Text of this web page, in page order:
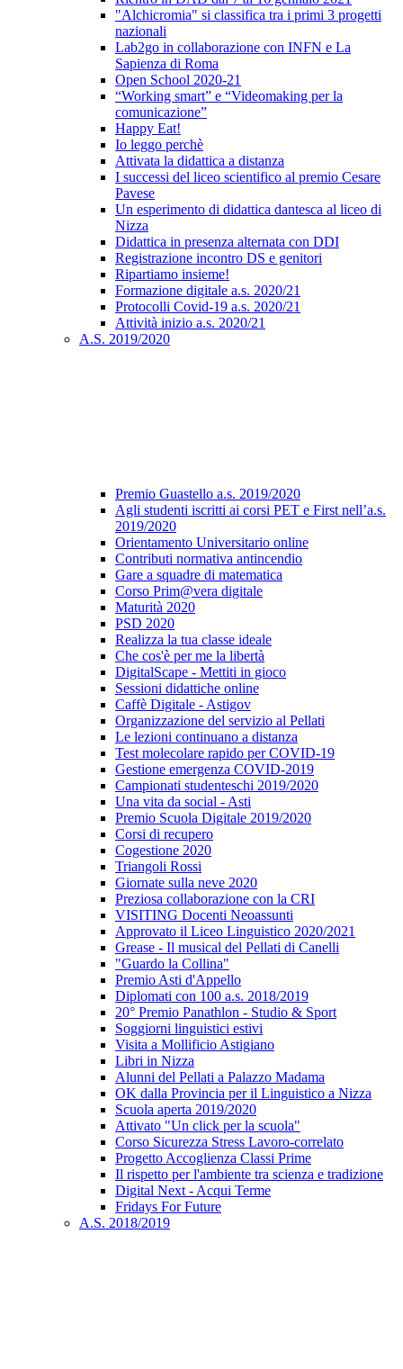
"Alchicromia" si classifica tra i primi 3 progetti
nazionali
Lab2go in collaborazione con INFN e La
Sapienza di Roma
Open School 2020-21
“Working smart” e “Videomaking per la
comunicazione”
Happy Eat!
Io leggo perchè
Attivata la didattica a distanza
I successi del liceo scientifico al premio Cesare
Pavese
Un esperimento di didattica dantesca al liceo di
Nizza
Didattica in presenza alternata con DDI
Registrazione incontro DS e genitori
Ripartiamo insieme!
Formazione digitale a.s. 2020/21
Protocolli Covid-19 a.s. 2020/21
Attività inizio a.s. 2020/21
A.S. 2019/2020
Premio Guastello a.s. 2019/2020
Agli studenti iscritti ai corsi PET e First nell’a.s.
2019/2020
Orientamento Universitario online
Contributi normativa antincendio
Gare a squadre di matematica
Corso Prim@vera digitale
Maturità 2020
PSD 2020
Realizza la tua classe ideale
Che cos'è per me la libertà
DigitalScape - Mettiti in gioco
Sessioni didattiche online
Caffè Digitale - Astigov
Organizzazione del servizio al Pellati
Le lezioni continuano a distanza
Test molecolare rapido per COVID-19
Gestione emergenza COVID-2019
Campionati studenteschi 2019/2020
Una vita da social - Asti
Premio Scuola Digitale 2019/2020
Corsi di recupero
Cogestione 2020
Triangoli Rossi
Giornate sulla neve 2020
Preziosa collaborazione con la CRI
VISITING Docenti Neoassunti
Approvato il Liceo Linguistico 2020/2021
Grease - Il musical del Pellati di Canelli
"Guardo la Collina"
Premio Asti d'Appello
Diplomati con 100 a.s. 2018/2019
20° Premio Panathlon - Studio & Sport
Soggiorni linguistici estivi
Visita a Mollificio Astigiano
Libri in Nizza
Alunni del Pellati a Palazzo Madama
OK dalla Provincia per il Linguistico a Nizza
Scuola aperta 2019/2020
Attivato "Un click per la scuola"
Corso Sicurezza Stress Lavoro-correlato
Progetto Accoglienza Classi Prime
Il rispetto per l'ambiente tra scienza e tradizione
Digital Next - Acqui Terme
Fridays For Future
A.S. 2018/2019